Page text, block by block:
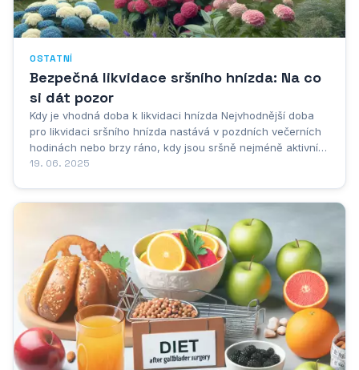
OSTATNÍ
Bezpečná likvidace sršního hnízda: Na co
si dát pozor
Kdy je vhodná doba k likvidaci hnízda Nejvhodnější doba
pro likvidaci sršního hnízda nastává v pozdních večerních
hodinách nebo brzy ráno, kdy jsou sršně nejméně aktivní a
většina jedinců se nachází uvnitř hnízda. Ideální čas pro
19. 06. 2025